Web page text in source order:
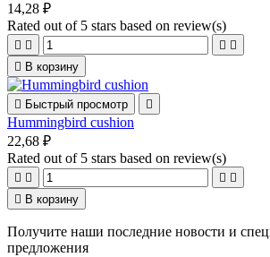
14,28 ₽
Rated out of 5 stars based on review(s)
   
 В корзину
 Быстрый просмотр 
Hummingbird cushion
22,68 ₽
Rated out of 5 stars based on review(s)
   
 В корзину
Получите наши последние новости и
предложения